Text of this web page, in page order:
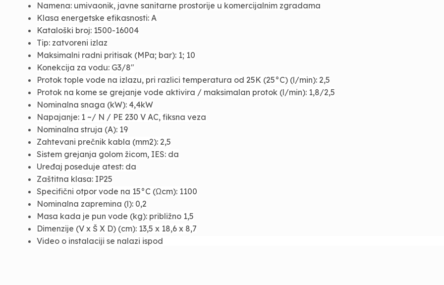
Namena: umivaonik, javne sanitarne prostorije u komercijalnim zgradama
Klasa energetske efikasnosti: A
Kataloški broj: 1500-16004
Tip: zatvoreni izlaz
Maksimalni radni pritisak (MPa; bar): 1; 10
Konekcija za vodu: G3/8"
Protok tople vode na izlazu, pri razlici temperatura od 25K (25°C) (l/min): 2,5
Protok na kome se grejanje vode aktivira / maksimalan protok (l/min): 1,8/2,5
Nominalna snaga (kW): 4,4kW
Napajanje: 1 ~/ N / PE 230 V AC, fiksna veza
Nominalna struja (A): 19
Zahtevani prečnik kabla (mm2): 2,5
Sistem grejanja golom žicom, IES: da
Uređaj poseduje atest: da
Zaštitna klasa: IP25
Specifični otpor vode na 15°C (Ωcm): 1100
Nominalna zapremina (l): 0,2
Masa kada je pun vode (kg): približno 1,5
Dimenzije (V x Š X D) (cm): 13,5 x 18,6 x 8,7
Video o instalaciji se nalazi ispod